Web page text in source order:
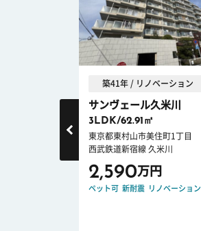
築41年 / リノベーション
サンヴェール久米川
3LDK/62.91㎡
東京都東村山市美住町1丁目
西武鉄道新宿線 久米川
2,590万円
ペット可 新耐震 リノベーション